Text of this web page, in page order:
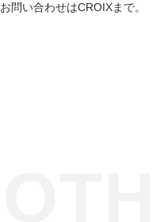
お問い合わせはCROIXまで。